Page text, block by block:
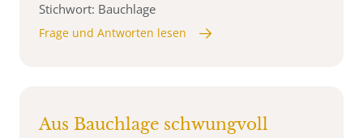
Stichwort: Bauchlage
Frage und Antworten lesen
Aus Bauchlage schwungvoll